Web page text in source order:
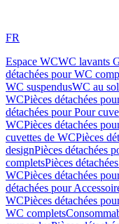
FR
Espace WCWC lavants
détachées pour WC
WC suspendusWC au sol
WCPièces détachées
détachées pour Pour
WCPièces détachées
cuvettes de WCPièces
designPièces détachées
completsPièces
WCPièces détachées
détachées pour
WCPièces détachées
WC complets